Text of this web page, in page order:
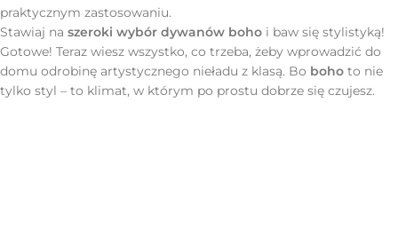
praktycznym zastosowaniu.
Stawiaj na szeroki wybór dywanów boho i baw się stylistyką!
Gotowe! Teraz wiesz wszystko, co trzeba, żeby wprowadzić do
domu odrobinę artystycznego nieładu z klasą. Bo boho to nie
tylko styl – to klimat, w którym po prostu dobrze się czujesz.